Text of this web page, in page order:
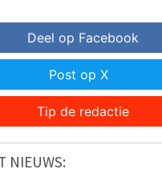
Deel op Facebook
Post op X
Tip de redactie
NIEUWS: